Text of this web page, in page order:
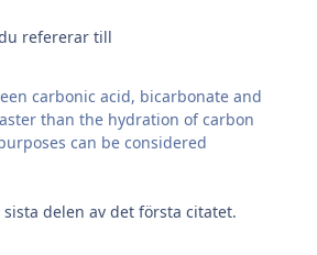
refererar till
carbonic acid, bicarbonate and
than the hydration of carbon
can be considered
delen av det första citatet.